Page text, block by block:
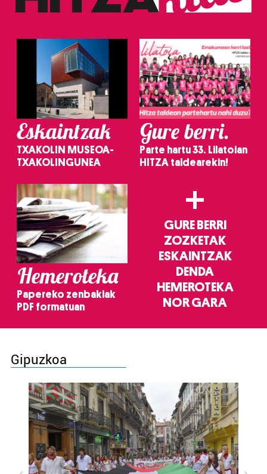
Eskaintzak
TXAKOLIN MUSEOA-
TXAKOLINGUNEA
Gure berri.
Parte hartu 33. Lilatoian
HITZA taldearekin!
Hemeroteka
Papereko zenbakiak
PDF formatuan
+
GURE BERRI
ZOZKETAK
ESKAINTZAK
DENDA
HEMEROTEKA
NOR GARA
Gipuzkoa